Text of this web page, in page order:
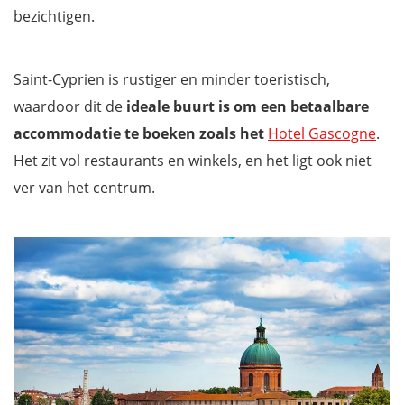
bezichtigen.
Saint-Cyprien is rustiger en minder toeristisch,
waardoor dit de ideale buurt is om een betaalbare
accommodatie te boeken zoals het Hotel Gascogne.
Het zit vol restaurants en winkels, en het ligt ook niet
ver van het centrum.